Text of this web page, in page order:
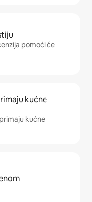
pomoći će
kućne
kućne